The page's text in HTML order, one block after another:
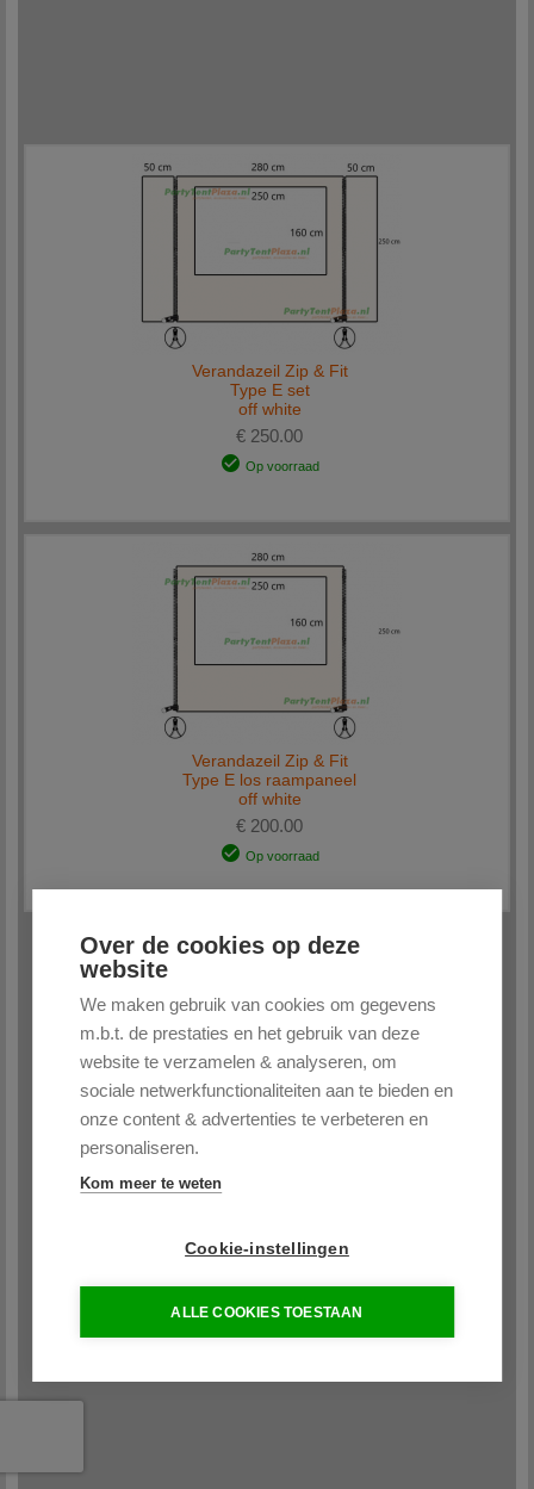
Over de cookies op deze
website
We maken gebruik van cookies om gegevens
m.b.t. de prestaties en het gebruik van deze
website te verzamelen & analyseren, om
sociale netwerkfunctionaliteiten aan te bieden en
onze content & advertenties te verbeteren en
personaliseren.
Kom meer te weten
Cookie-instellingen
ALLE COOKIES TOESTAAN
Verandazeil Zip & Fit
Type E set
off white
€ 250.00
Op voorraad
Verandazeil Zip & Fit
Type E los raampaneel
off white
€ 200.00
Op voorraad